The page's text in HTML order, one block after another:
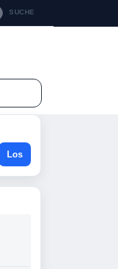
SUCHE
Los